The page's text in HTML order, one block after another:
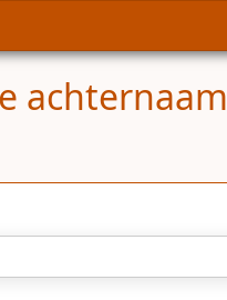
achternaam